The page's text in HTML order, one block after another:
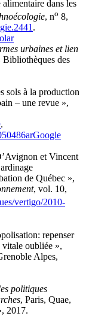
dans les
, no 8,
.
urbaines et lien
des
sols à la production
– une revue »,
.
Google
et Vincent
de Québec »,
, vol. 10,
vertigo/2010-
repenser
vitale oubliée »,
Alpes,
politiques
, Paris, Quae,
2017.